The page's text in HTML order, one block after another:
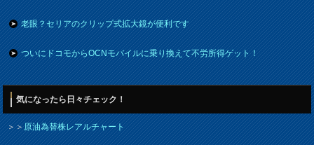
老眼？セリアのクリップ式拡大鏡が便利です
ついにドコモからOCNモバイルに乗り換えて不労所得ゲット！
気になったら日々チェック！
＞＞原油為替株レアルチャート